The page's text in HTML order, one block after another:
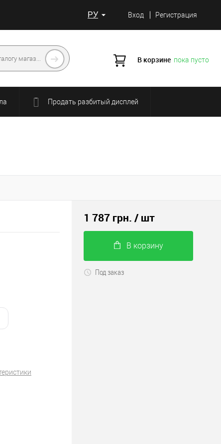
РУ Вход Регистрация
В корзине пока пусто
Продать разбитый дисплей
1 787 грн. / шт
В корзину
Под заказ